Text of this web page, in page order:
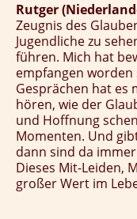
Rutger
Zeugnis des
Jugendliche zu
führen. Mich hat
empfangen worden
Gesprächen hat es
hören, wie der
und Hoffnung
Momenten. Und
dann sind da
Dieses Mit-Leiden,
großer Wert im